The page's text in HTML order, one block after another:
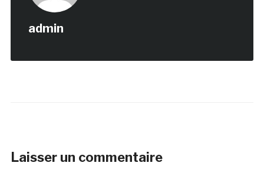
admin
Laisser un commentaire